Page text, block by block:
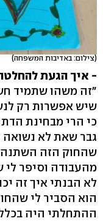
(צילום: באדיבות המשפחה)
- איך הגעת
"זה משהו שתמיד
שיש אפשרות רק
כי הרי מבחינת
גבר שאת לא נשואה
שהחוק הזה השתנה
מהעבודה וסיפר
לא הבנתי איך זה
הוא הסביר לי
ההתחלתי היה